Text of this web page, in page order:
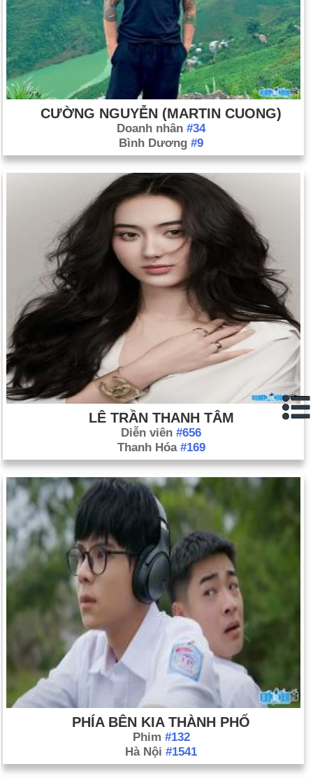
CƯỜNG NGUYỄN (MARTIN CUONG)
Doanh nhân #34
Bình Dương #9
LÊ TRẦN THANH TÂM
Diễn viên #656
Thanh Hóa #169
PHÍA BÊN KIA THÀNH PHỐ
Phim #132
Hà Nội #1541